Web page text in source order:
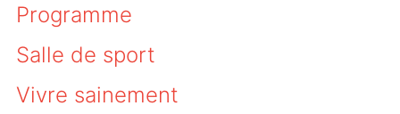
Programme
Salle de sport
Vivre sainement